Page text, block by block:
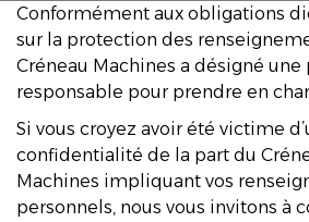
Conformément aux obligations
sur la protection des
Créneau Machines a désigné une
responsable pour prendre en
Si vous croyez avoir été victime
confidentialité de la part du
Machines impliquant vos
personnels, nous vous invitons à